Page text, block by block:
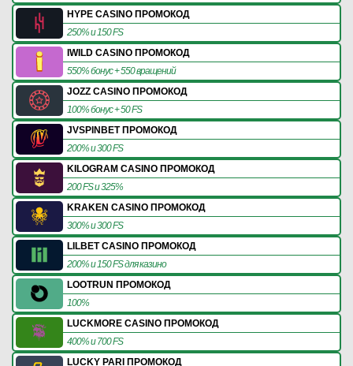
HYPE CASINO ПРОМОКОД
250% и 150 FS
IWILD CASINO ПРОМОКОД
550% бонус + 550 вращений
JOZZ CASINO ПРОМОКОД
100% бонус + 50 FS
JVSPINBET ПРОМОКОД
200% и 300 FS
KILOGRAM CASINO ПРОМОКОД
200 FS и 325%
KRAKEN CASINO ПРОМОКОД
300% и 300 FS
LILBET CASINO ПРОМОКОД
200% и 150 FS для казино
LOOTRUN ПРОМОКОД
100%
LUCKMORE CASINO ПРОМОКОД
400% и 700 FS
LUCKY PARI ПРОМОКОД